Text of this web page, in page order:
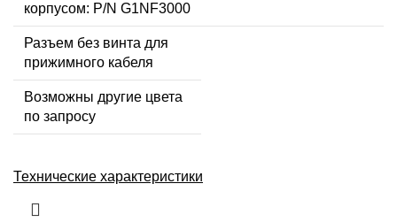
корпусом: P/N G1NF3000
Разъем без винта для
прижимного кабеля
Возможны другие цвета
по запросу
Технические характеристики